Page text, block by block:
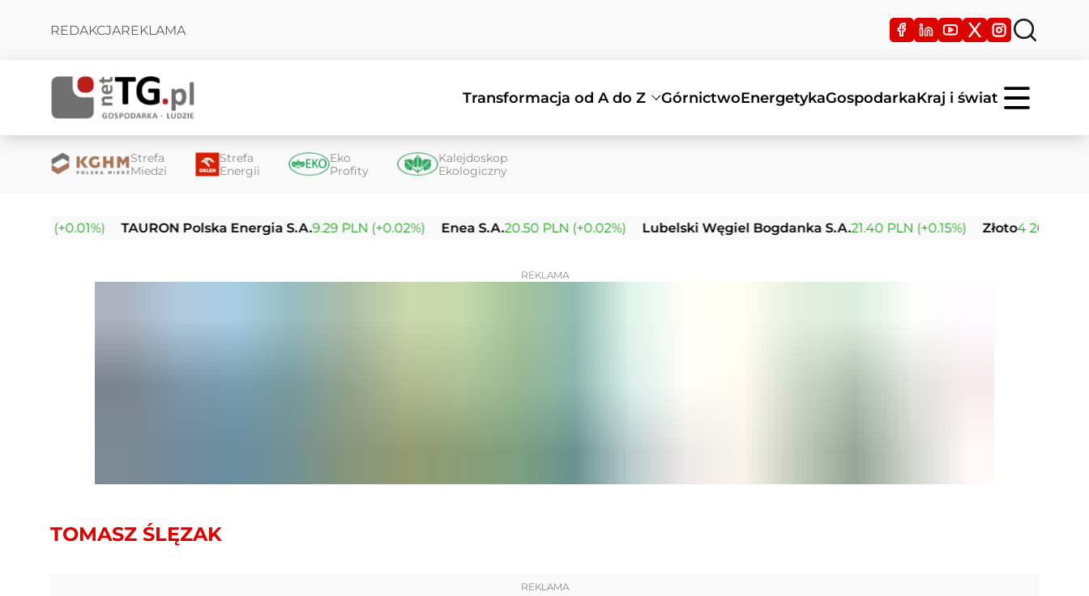
REDAKCJAREKLAMA
Transformacja od A do Z GórnictwoEnergetykaGospodarkaKraj i świat
Strefa
Miedzi
Strefa
Energii
Eko
Profity
Kalejdoskop
Ekologiczny
(+0.01%) TAURON Polska Energia S.A.9.29 PLN (+0.02%) Enea S.A.20.50 PLN (+0.02%) Lubelski Węgiel Bogdanka S.A.21.40 PLN (+0.15%) Złoto4 260.61 USD
REKLAMA
TOMASZ ŚLĘZAK
REKLAMA